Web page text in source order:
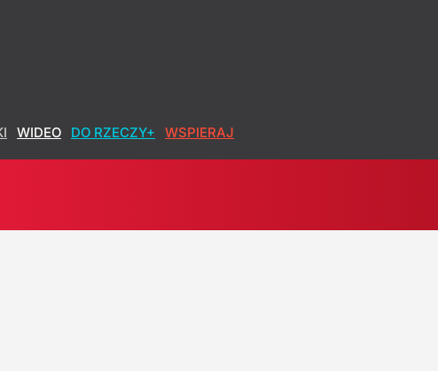
WIDEO DO RZECZY+ WSPIERAJ